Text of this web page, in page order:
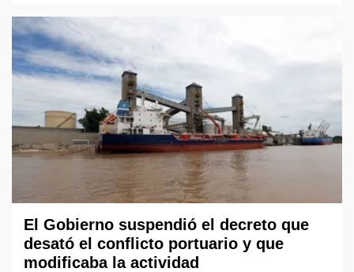
El Gobierno suspendió el decreto que
desató el conflicto portuario y que
modificaba la actividad